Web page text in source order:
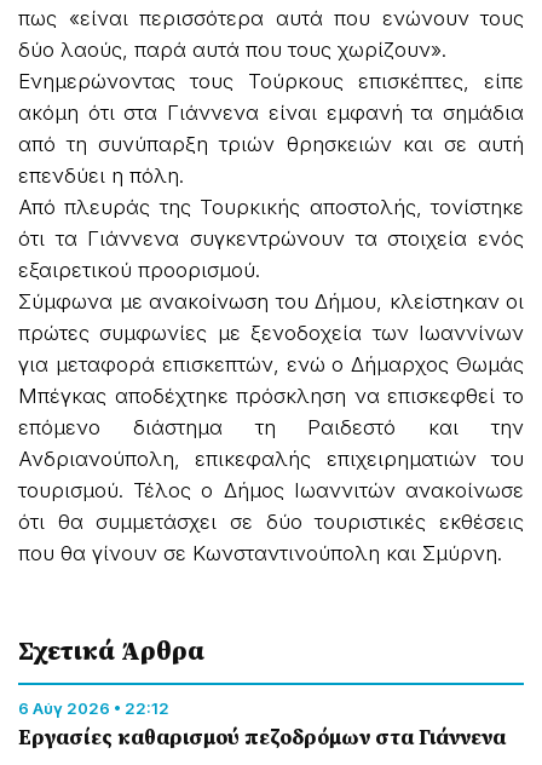
πως «είναι περισσότερα αυτά που ενώνουν τους
δύο λαούς, παρά αυτά που τους χωρίζουν».
Ενημερώνοντας τους Τούρκους επισκέπτες, είπε
ακόμη ότι στα Γιάννενα είναι εμφανή τα σημάδια
από τη συνύπαρξη τριών θρησκειών και σε αυτή
επενδύει η πόλη.
Από πλευράς της Τουρκικής αποστολής, τονίστηκε
ότι τα Γιάννενα συγκεντρώνουν τα στοιχεία ενός
εξαιρετικού προορισμού.
Σύμφωνα με ανακοίνωση του Δήμου, κλείστηκαν οι
πρώτες συμφωνίες με ξενοδοχεία των Ιωαννίνων
για μεταφορά επισκεπτών, ενώ ο Δήμαρχος Θωμάς
Μπέγκας αποδέχτηκε πρόσκληση να επισκεφθεί το
επόμενο διάστημα τη Ραιδεστό και την
Ανδριανούπολη, επικεφαλής επιχειρηματιών του
τουρισμού. Τέλος ο Δήμος Ιωαννιτών ανακοίνωσε
ότι θα συμμετάσχει σε δύο τουριστικές εκθέσεις
που θα γίνουν σε Κωνσταντινούπολη και Σμύρνη.
Σχετικά Άρθρα
6 Αύγ 2026 • 22:12
Εργασίες καθαρισμού πεζοδρόμων στα Γιάννενα